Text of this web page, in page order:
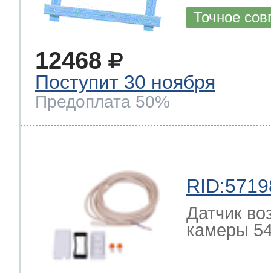
Точное
12468
Поступит 30 ноября
Предоплата 50%
Датчик
камеры